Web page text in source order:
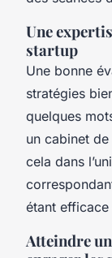
Une
startup
Une bonne
stratégies
quelques
un cabinet
cela dans
étant
Atteindre